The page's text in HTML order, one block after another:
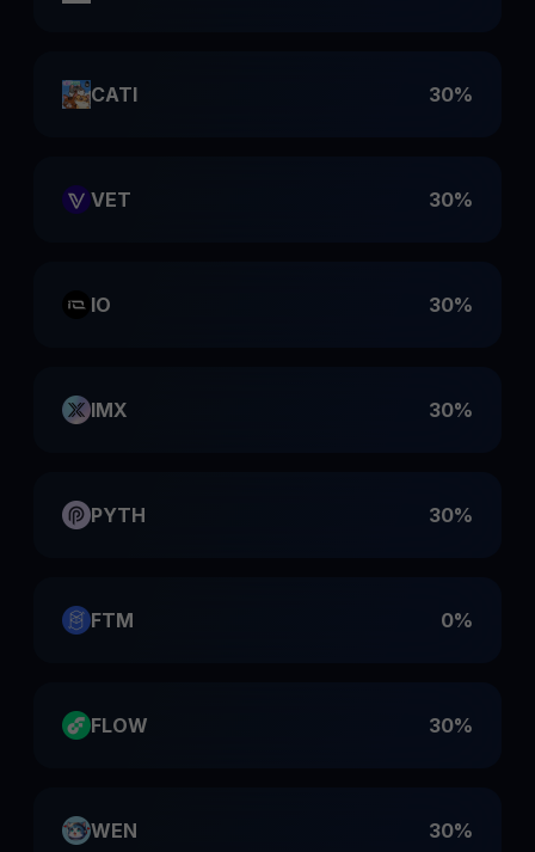
CATI 30%
VET 30%
IO 30%
IMX 30%
PYTH 30%
FTM 0%
FLOW 30%
WEN 30%